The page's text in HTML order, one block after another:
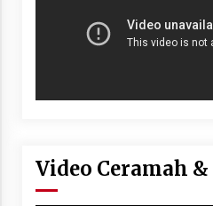
Video Ceramah